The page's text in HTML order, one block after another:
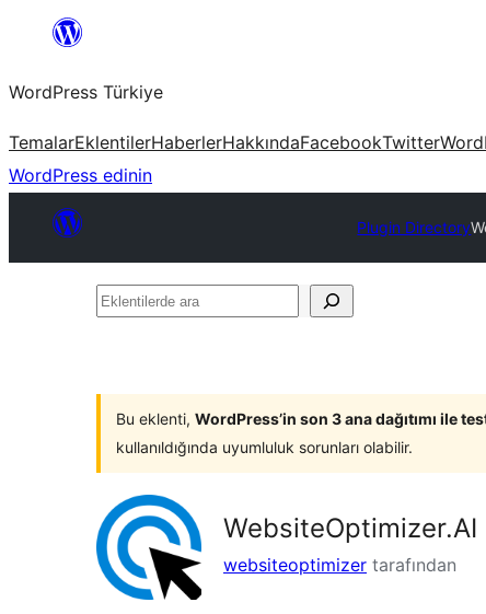
İçeriğe
WordPress Türkiye
TemalarEklentilerHaberlerHakkındaFacebookTwitter
WordPress edinin
Plugin Directory
Eklentilerde
Bu eklenti, WordPress’in son 3 ana dağıtımı ile
kullanıldığında uyumluluk sorunları olabilir.
websiteoptimizer tarafından